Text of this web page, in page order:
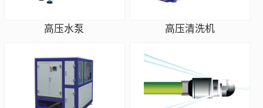
高压水泵 高压清洗机